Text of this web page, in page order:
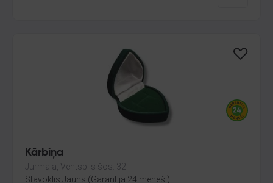
Kārbiņa
Jūrmala, Ventspils šos. 32
Stāvoklis Jauns (Garantija 24 mēneši)